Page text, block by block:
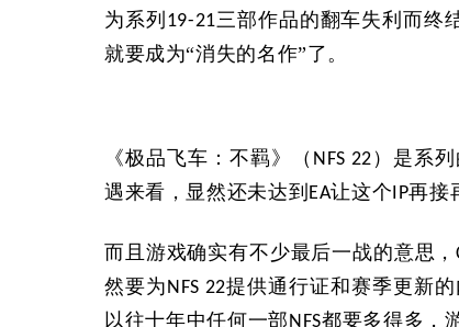
为系列 19-21三部作品的翻车失利而终
就要成为“消失的名作”了。
《极品飞车：不羁》（ NFS 22 ）是系
遇来看，显然还未达到 EA让这个 IP再接
而且游戏确实有不少最后一战的意思，
然要为 NFS 22提供通行证和赛季更新
以往十年中任何一部 NFS都要多得多，